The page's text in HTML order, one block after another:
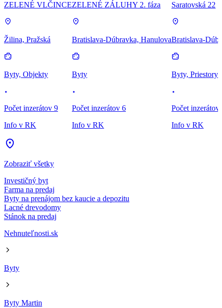
ZELENÉ VLČINCE
Žilina, Pražská
Byty, Objekty
Počet inzerátov 9
Info v RK
ZELENÉ ZÁLUHY 2. fáza
Bratislava-Dúbravka, Hanulova
Byty
Počet inzerátov 6
Info v RK
Saratovská 22
Bratislava-
Byty, Priestory
Počet inzerátov
Info v RK
Zobraziť všetky
Investičný byt
Farma na predaj
Byty na prenájom bez kaucie a depozitu
Lacné drevodomy
Stánok na predaj
Nehnuteľnosti.sk
Byty
Byty Martin